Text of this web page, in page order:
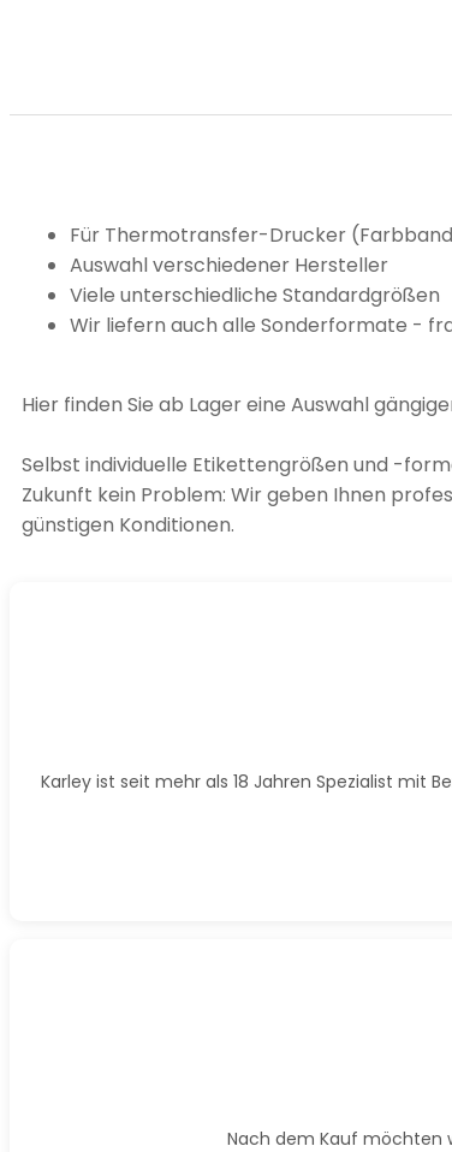
Für Thermotransfer-Drucker
Auswahl verschiedener Hersteller
Viele unterschiedliche Standardgrößen
Wir liefern auch alle Sonderformate -
Hier finden Sie ab Lager eine Auswahl
Selbst individuelle Etikettengrößen und -
Zukunft kein Problem: Wir geben Ihnen
günstigen Konditionen.
Karley ist seit mehr als 18 Jahren Spezialist mit
Nach dem Kauf möchten